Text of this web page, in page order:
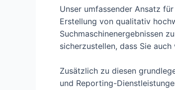
Unser umfassender Ansatz
Erstellung von qualitativ
Suchmaschinenergebnissen
sicherzustellen, dass Sie
Zusätzlich zu diesen
und Reporting-